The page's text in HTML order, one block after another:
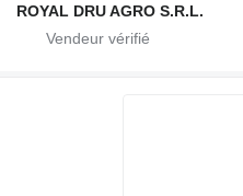
ROYAL DRU AGRO S.R.L.